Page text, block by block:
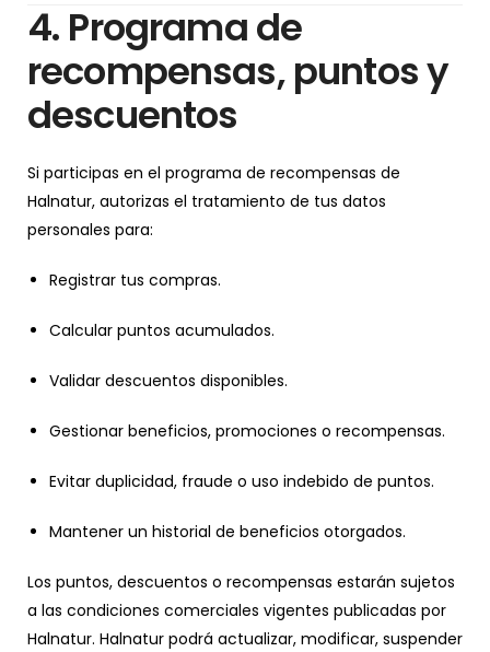
4. Programa de
recompensas, puntos y
descuentos
Si participas en el programa de recompensas de
Halnatur, autorizas el tratamiento de tus datos
personales para:
Registrar tus compras.
Calcular puntos acumulados.
Validar descuentos disponibles.
Gestionar beneficios, promociones o recompensas.
Evitar duplicidad, fraude o uso indebido de puntos.
Mantener un historial de beneficios otorgados.
Los puntos, descuentos o recompensas estarán sujetos
a las condiciones comerciales vigentes publicadas por
Halnatur. Halnatur podrá actualizar, modificar, suspender